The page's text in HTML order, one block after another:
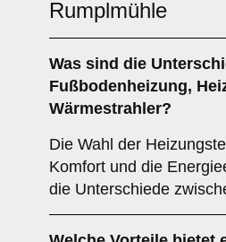
Rumplmühle
Was sind die
Fußbodenheizung,
Wärmestrahler?
Die Wahl der
Komfort und die
die Unterschiede